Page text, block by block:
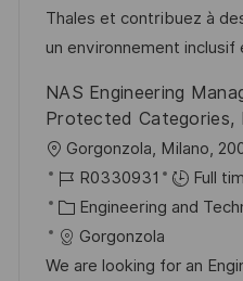
n o
r
Thales et contribuez à
un environnement inclusif
NAS Engineering
Protected Categories,
L
o
c
a
t
Gorgonzola, Milano,
J
o
b
I
R0330931
Full
C
a
t
Engineering and
Gorgonzola
We are looking for an